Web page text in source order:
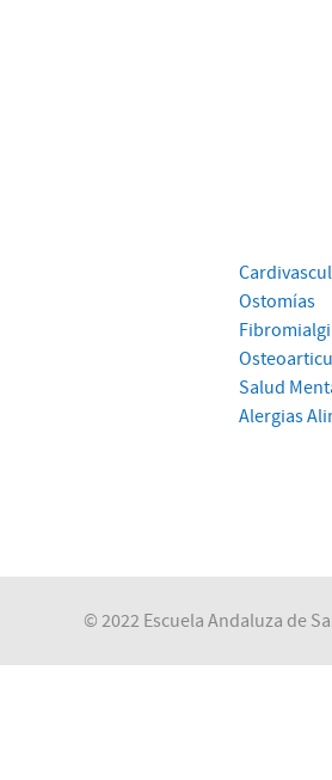
Ostomías
Salud
Alergias
© 2022 Escuela Andaluza de